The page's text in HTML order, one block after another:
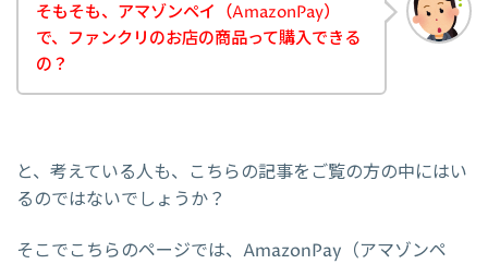
そもそも、アマゾンペイ（AmazonPay）
で、ファンクリのお店の商品って購入できる
の？
と、考えている人も、こちらの記事をご覧の方の中にはい
るのではないでしょうか？
そこでこちらのページでは、AmazonPay（アマゾンペ